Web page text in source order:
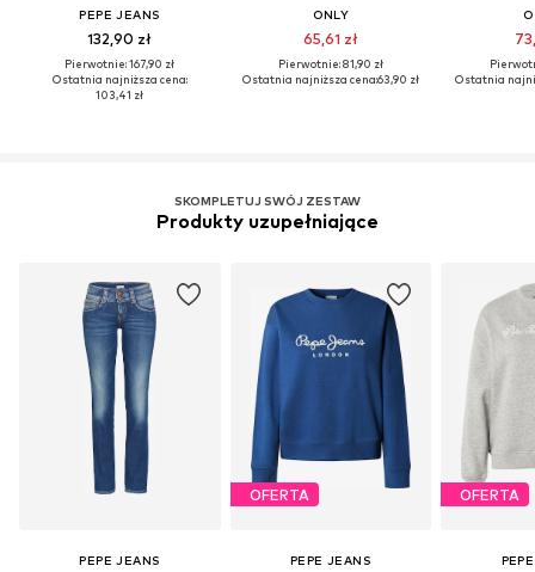
PEPE JEANS
132,90 zł
Pierwotnie: 167,90 zł
Ostatnia najniższa cena:
103,41 zł
ONLY
65,61 zł
Pierwotnie: 81,90 zł
Ostatnia najniższa cena:63,90 zł
Ostatnia
SKOMPLETUJ SWÓJ ZESTAW
Produkty uzupełniające
PEPE JEANS
OFERTA
PEPE JEANS
OFERTA